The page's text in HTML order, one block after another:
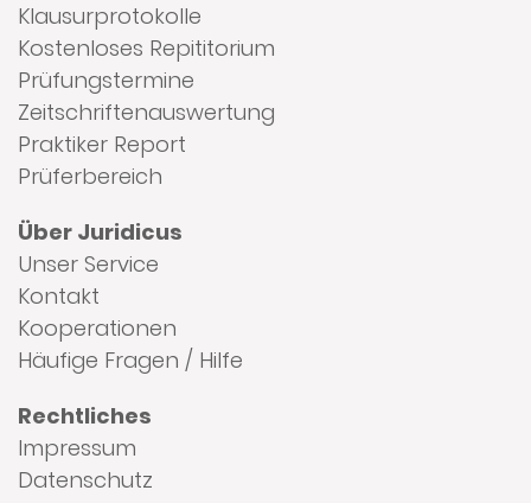
Klausurprotokolle
Kostenloses Repititorium
Prüfungstermine
Zeitschriftenauswertung
Praktiker Report
Prüferbereich
Über Juridicus
Unser Service
Kontakt
Kooperationen
Häufige Fragen / Hilfe
Rechtliches
Impressum
Datenschutz